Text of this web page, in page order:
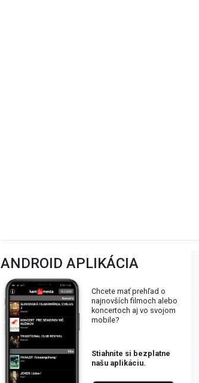
ANDROID APLIKÁCIA
Chcete mať prehľad o
najnovších filmoch alebo
koncertoch aj vo svojom
mobile?
Stiahnite si bezplatne
našu aplikáciu.